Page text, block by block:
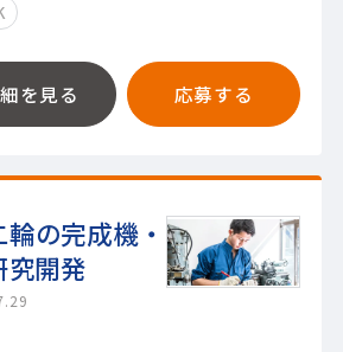
を見る 応募する
輪の完成機・
究開発